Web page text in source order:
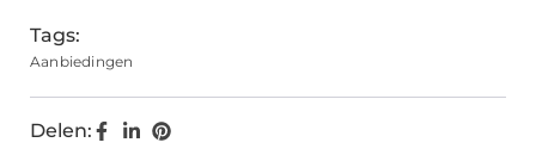
Tags:
Aanbiedingen
Delen: